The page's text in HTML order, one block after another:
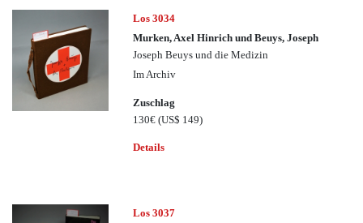
Los 3034
Murken, Axel Hinrich und Beuys, Joseph
Joseph Beuys und die Medizin
Im Archiv
Zuschlag
130€(US$ 149)
Details
Los 3037